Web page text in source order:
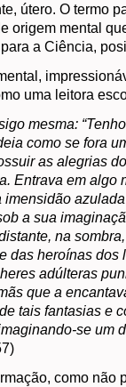
útero. O termo
origem mental
a Ciência,
uma leitora
mesma:
como se fora
as alegrias
Entrava em algo
imensidão
a sua
na
das heroínas
adúlteras
que a
tais fantasias e
se um
como não